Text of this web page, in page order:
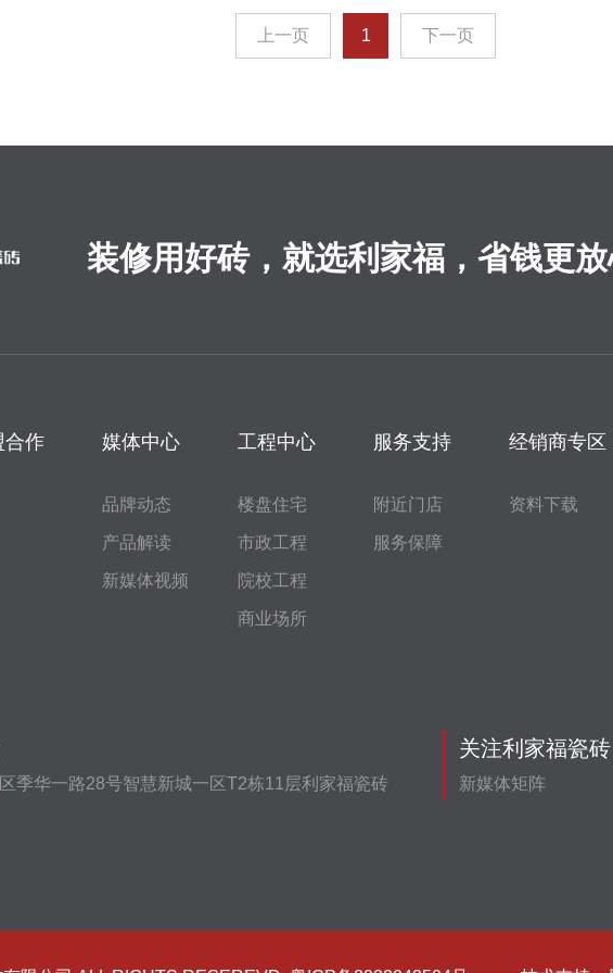
上一页 1 下一页
装修用好砖，就选利家福，省钱更
合作 媒体中心
品牌动态
产品解读
新媒体视频
工程中心
楼盘住宅
市政工程
院校工程
商业场所
服务支持
附近门店
服务保障
经销商专区
资料下载
季华一路28号智慧新城一区T2栋11层利家福瓷砖
关注利家福瓷砖
新媒体矩阵